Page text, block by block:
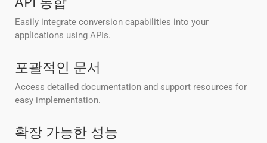
Easily integrate conversion capabilities into your
applications using APIs.
포괄적인 문서
Access detailed documentation and support resources for
easy implementation.
확장 가능한 성능